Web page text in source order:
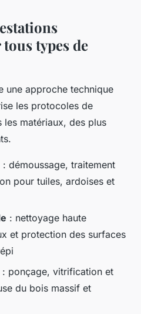
types de
une approche technique
les protocoles de
les matériaux, des plus
: démoussage, traitement
pour tuiles, ardoises et
: nettoyage haute
et protection des surfaces
: ponçage, vitrification et
du bois massif et